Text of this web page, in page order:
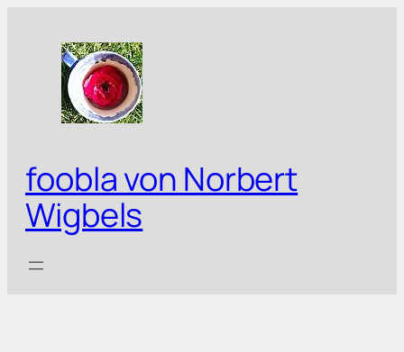
springen
foobla von Norbert
Wigbels